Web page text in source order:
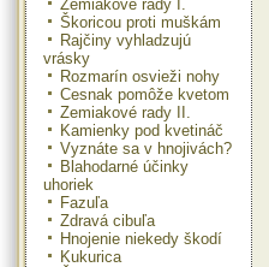
Zemiakové rady I.
Škoricou proti muškám
Rajčiny vyhladzujú
vrásky
Rozmarín osvieži nohy
Cesnak pomôže kvetom
Zemiakové rady II.
Kamienky pod kvetináč
Vyznáte sa v hnojivách?
Blahodarné účinky
uhoriek
Fazuľa
Zdravá cibuľa
Hnojenie niekedy škodí
Kukurica